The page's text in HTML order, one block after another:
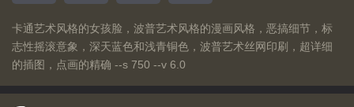
卡通艺术风格的女孩脸，波普艺术风格的漫画风格，恶搞细节，标
志性摇滚意象，深天蓝色和浅青铜色，波普艺术丝网印刷，超详细
的插图，点画的精确 --s 750 --v 6.0